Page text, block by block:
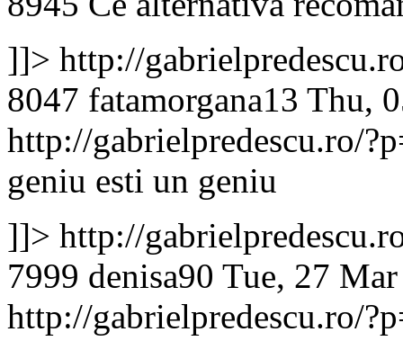
]]> http://
8047 fatamorgana13 Thu,
http://gabrielpredescu.ro/
geniu esti un geniu
]]> http://
7999 denisa90 Tue, 27
http://gabrielpredescu.ro/